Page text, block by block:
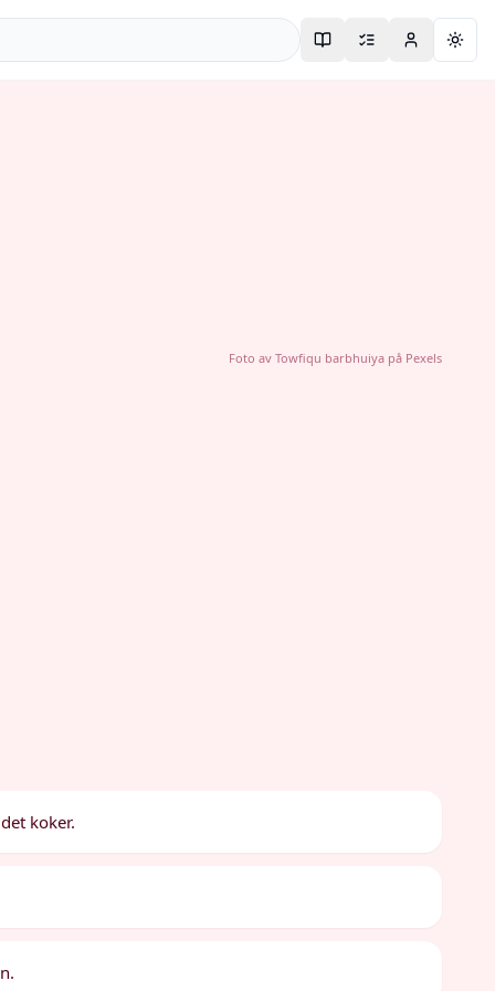
Foto av Towfiqu barbhuiyapå Pexels
koker.